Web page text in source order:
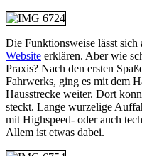
Die Funktionsweise lässt sich
Website erklären. Aber wie
Praxis? Nach den ersten
Fahrwerks, ging es mit dem
Hausstrecke weiter. Dort
steckt. Lange wurzelige
mit Highspeed- oder auch
Allem ist etwas dabei.